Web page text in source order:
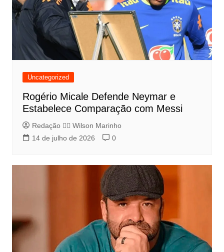
Uncategorized
Rogério Micale Defende Neymar e
Estabelece Comparação com Messi
Redação 👨‍⚖️​ Wilson Marinho
14 de julho de 2026
0